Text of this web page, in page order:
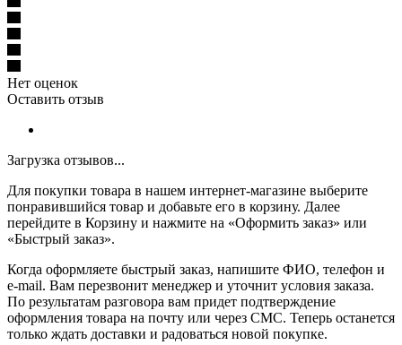
Нет оценок
Оставить отзыв
Загрузка отзывов...
Для покупки товара в нашем интернет-магазине выберите
понравившийся товар и добавьте его в корзину. Далее
перейдите в Корзину и нажмите на «Оформить заказ» или
«Быстрый заказ».
Когда оформляете быстрый заказ, напишите ФИО, телефон и
e-mail. Вам перезвонит менеджер и уточнит условия заказа.
По результатам разговора вам придет подтверждение
оформления товара на почту или через СМС. Теперь останется
только ждать доставки и радоваться новой покупке.